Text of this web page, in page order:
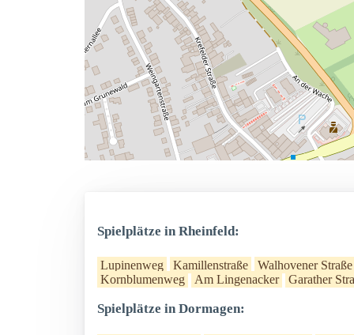
Spielplätze in Rheinfeld:
Lupinenweg Kamillenstraße
Walhovener Straße
Kornblumenweg
Am Lingenacker Garather
Spielplätze in Dormagen: